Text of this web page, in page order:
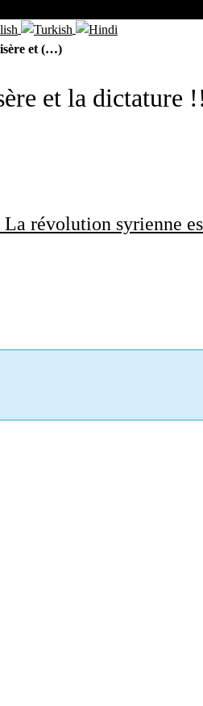
et (…)
et la
révolution syrienne